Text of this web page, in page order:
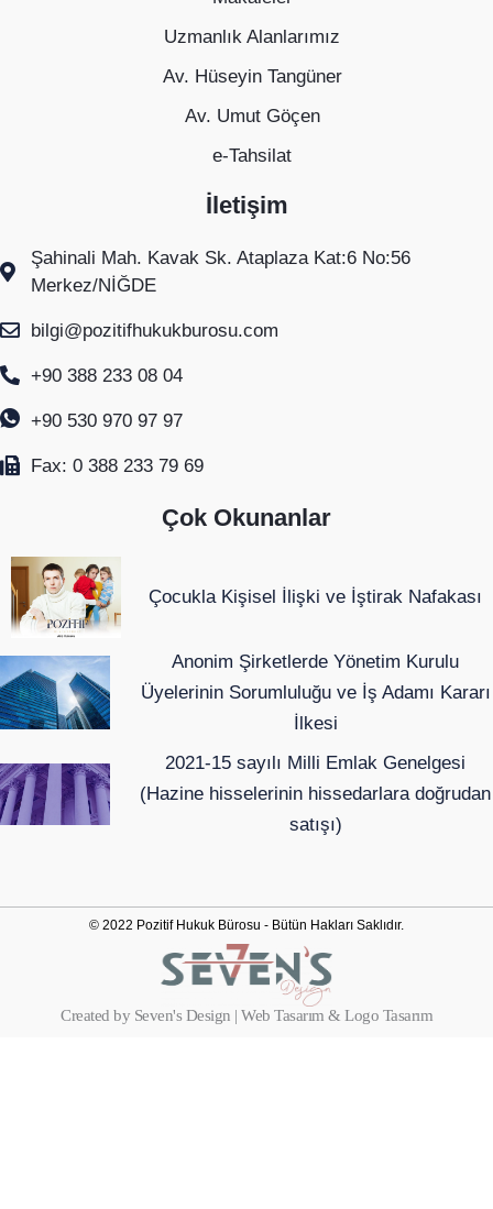
Uzmanlık Alanlarımız
Av. Hüseyin Tangüner
Av. Umut Göçen
e-Tahsilat
İletişim
Şahinali Mah. Kavak Sk. Ataplaza Kat:6 No:56
Merkez/NİĞDE
bilgi@pozitifhukukburosu.com
+90 388 233 08 04
+90 530 970 97 97
Fax: 0 388 233 79 69
Çok Okunanlar
Çocukla Kişisel İlişki ve İştirak Nafakası
Anonim Şirketlerde Yönetim Kurulu
Üyelerinin Sorumluluğu ve İş Adamı Kararı
İlkesi
2021-15 sayılı Milli Emlak Genelgesi
(Hazine hisselerinin hissedarlara doğrudan
satışı)
© 2022 Pozitif Hukuk Bürosu - Bütün Hakları Saklıdır.
Created by Seven's Design | Web Tasarım & Logo Tasarım